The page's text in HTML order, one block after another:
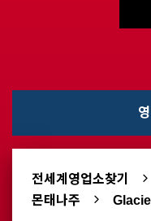
전세계영업소찾기
몬태나주